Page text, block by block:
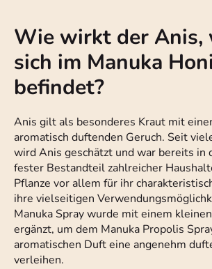
Wie wirkt der Anis,
sich im Manuka
befindet?
Anis gilt als besonderes Kraut mit
aromatisch duftenden Geruch. Seit
wird Anis geschätzt und war bereits in
fester Bestandteil zahlreicher
Pflanze vor allem für ihr
ihre vielseitigen
Manuka Spray wurde mit einem
ergänzt, um dem Manuka Propolis
aromatischen Duft eine angenehm
verleihen.